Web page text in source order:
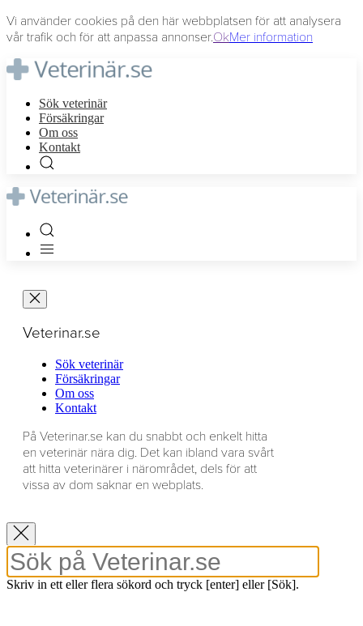
Vi använder cookies på den här webbplatsen för att analysera
vår trafik och för att anpassa annonser.OkMer information
Sök veterinär
Försäkringar
Om oss
Kontakt
Veterinar.se
Sök veterinär
Försäkringar
Om oss
Kontakt
På Veterinar.se kan du snabbt och enkelt hitta
en veterinär nära dig. Det kan ibland vara svårt
att hitta veterinärer i närområdet, dels för att
vissa av dom saknar en webplats.
Skriv in ett eller flera sökord och tryck [enter] eller [Sök].